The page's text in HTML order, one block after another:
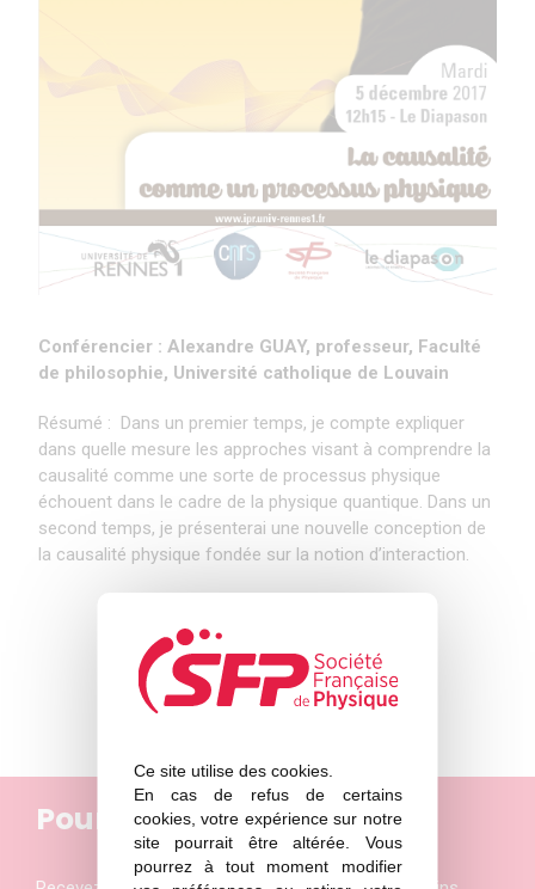
Ce site utilise des cookies.
En cas de refus de certains
cookies, votre expérience sur notre
site pourrait être altérée. Vous
pourrez à tout moment modifier
Conférencier : Alexandre GUAY, professeur, Faculté
de philosophie, Université catholique de Louvain
Résumé : Dans un premier temps, je compte expliquer
dans quelle mesure les approches visant à comprendre la
causalité comme une sorte de processus physique
échouent dans le cadre de la physique quantique. Dans un
second temps, je présenterai une nouvelle conception de
la causalité physique fondée sur la notion d’interaction.
https://ipr.univ-rennes1.fr/
Pour ne rien manquer